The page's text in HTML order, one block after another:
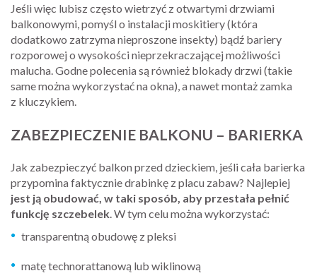
Jeśli więc lubisz często wietrzyć z otwartymi drzwiami
balkonowymi, pomyśl o instalacji moskitiery (która
dodatkowo zatrzyma nieproszone insekty) bądź bariery
rozporowej o wysokości nieprzekraczającej możliwości
malucha. Godne polecenia są również blokady drzwi (takie
same można wykorzystać na okna), a nawet montaż zamka
z kluczykiem.
ZABEZPIECZENIE BALKONU – BARIERKA
Jak zabezpieczyć balkon przed dzieckiem, jeśli cała barierka
przypomina faktycznie drabinkę z placu zabaw? Najlepiej
jest ją obudować, w taki sposób, aby przestała pełnić
funkcję szczebelek . W tym celu można wykorzystać:
transparentną obudowę z pleksi
matę technorattanową lub wiklinową